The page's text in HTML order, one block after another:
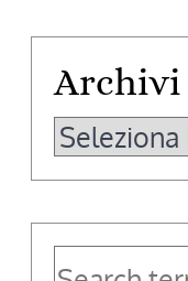
Archivi
Archivi